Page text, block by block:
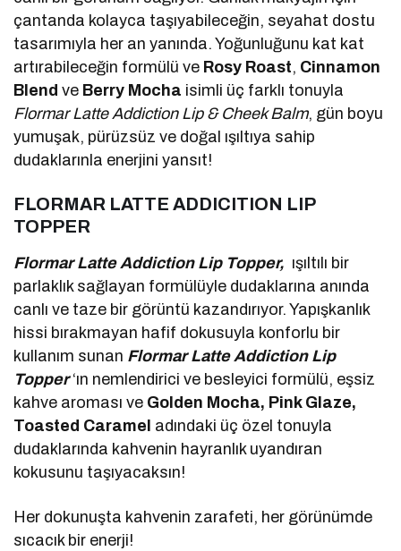
çantanda kolayca taşıyabileceğin, seyahat dostu
tasarımıyla her an yanında. Yoğunluğunu kat kat
artırabileceğin formülü ve Rosy Roast, Cinnamon
Blend ve Berry Mocha isimli üç farklı tonuyla
Flormar Latte Addiction Lip & Cheek Balm, gün boyu
yumuşak, pürüzsüz ve doğal ışıltıya sahip
dudaklarınla enerjini yansıt!
FLORMAR LATTE ADDICITION LIP
TOPPER
Flormar Latte Addiction Lip Topper, ışıltılı bir
parlaklık sağlayan formülüyle dudaklarına anında
canlı ve taze bir görüntü kazandırıyor. Yapışkanlık
hissi bırakmayan hafif dokusuyla konforlu bir
kullanım sunan Flormar Latte Addiction Lip
Topper‘ın nemlendirici ve besleyici formülü, eşsiz
kahve aroması ve Golden Mocha, Pink Glaze,
Toasted Caramel adındaki üç özel tonuyla
dudaklarında kahvenin hayranlık uyandıran
kokusunu taşıyacaksın!
Her dokunuşta kahvenin zarafeti, her görünümde
sıcacık bir enerji!